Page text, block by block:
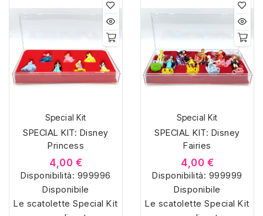
alta qualità, hanno un
interno sagomato in
vellutino rosso e offrono
soluzioni eleganti e
pratiche per organizzare
e mostrare la tua
alta qualità, hanno un
interno sagomato in
vellutino rosso e offrono
soluzioni eleganti e
pratiche per organizzare
e mostrare la tua
Special Kit
SPECIAL KIT: Disney
Princess
4,00 €
Disponibilità: 999996
Disponibile
Le scatolette Special Kit
Special Kit
SPECIAL KIT: Disney
Fairies
4,00 €
Disponibilità: 999999
Disponibile
Le scatolette Special Kit